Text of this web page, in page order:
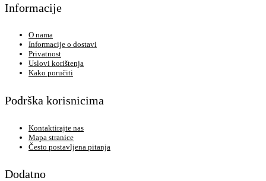
Informacije
O nama
Informacije o dostavi
Privatnost
Uslovi korištenja
Kako poručiti
Podrška korisnicima
Kontaktirajte nas
Mapa stranice
Često postavljena pitanja
Dodatno